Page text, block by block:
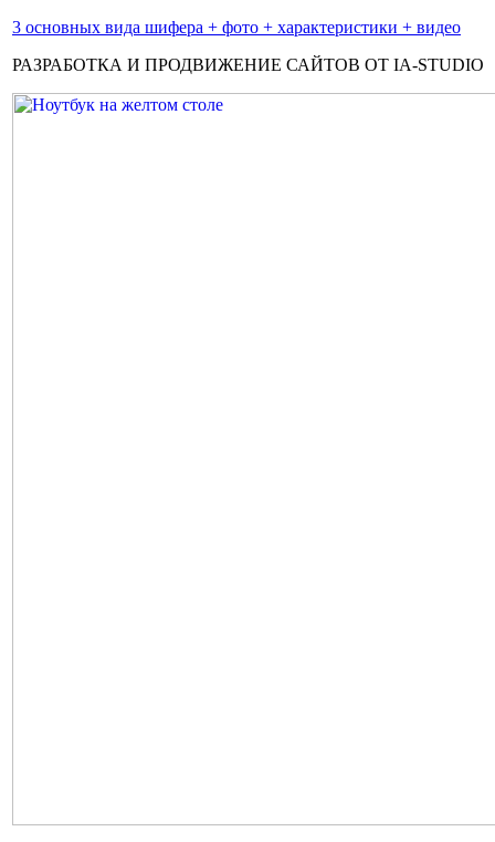
3 основных вида шифера + фото + характеристики + видео
РАЗРАБОТКА И ПРОДВИЖЕНИЕ САЙТОВ ОТ IA-STUDIO